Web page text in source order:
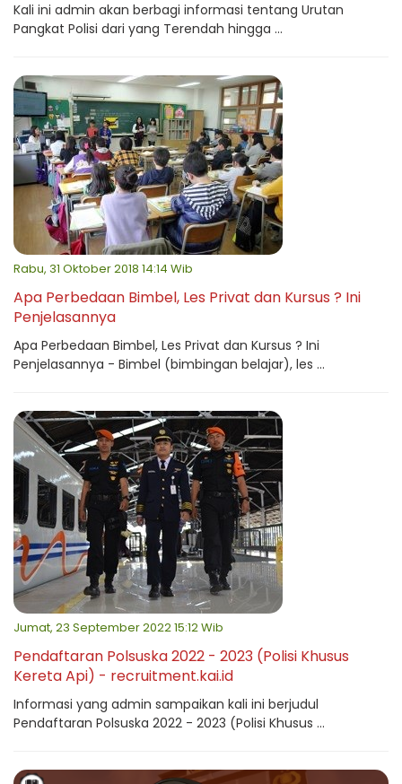
Kali ini admin akan berbagi informasi tentang Urutan
Pangkat Polisi dari yang Terendah hingga ...
Rabu, 31 Oktober 2018 14:14 Wib
Apa Perbedaan Bimbel, Les Privat dan Kursus ? Ini
Penjelasannya
Apa Perbedaan Bimbel, Les Privat dan Kursus ? Ini
Penjelasannya - Bimbel (bimbingan belajar), les ...
Jumat, 23 September 2022 15:12 Wib
Pendaftaran Polsuska 2022 - 2023 (Polisi Khusus
Kereta Api) - recruitment.kai.id
Informasi yang admin sampaikan kali ini berjudul
Pendaftaran Polsuska 2022 - 2023 (Polisi Khusus ...